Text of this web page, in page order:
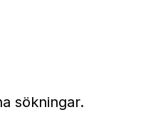
sökningar.